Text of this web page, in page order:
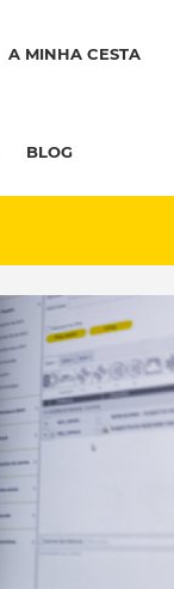
A MINHA CESTA
BLOG